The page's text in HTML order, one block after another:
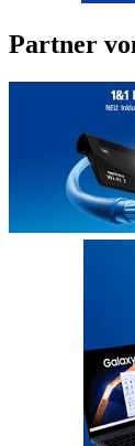
Partner